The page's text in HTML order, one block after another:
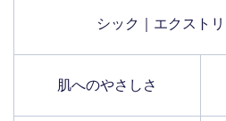
シック｜エクスト
肌へのやさしさ